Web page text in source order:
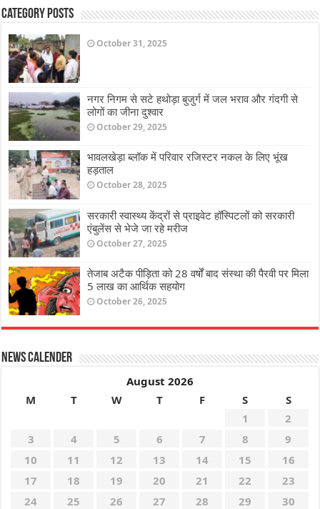
Category Posts
October 31, 2025
नगर निगम से सटे हथोड़ा बुजुर्ग में जल भराव और गंदगी से
लोगों का जीना दुश्वार
October 29, 2025
भावलखेड़ा ब्लॉक में परिवार रजिस्टर नकल के लिए भूंख
हड़ताल
October 28, 2025
सरकारी स्वास्थ्य केंद्रों से प्राइवेट हॉस्पिटलों को सरकारी
एंबुलेंस से भेजे जा रहे मरीज
October 27, 2025
तेजाब अटैक पीड़िता को 28 वर्षों बाद संस्था की पैरवी पर मिला
5 लाख का आर्थिक सहयोग
October 26, 2025
News Calender
August 2026
M
T W T F S
S
1
2
3
4 5 6 7 8
9
10
11 12 13 14 15
16
17
18 19 20 21 22
23
24
25 26 27 28 29
30